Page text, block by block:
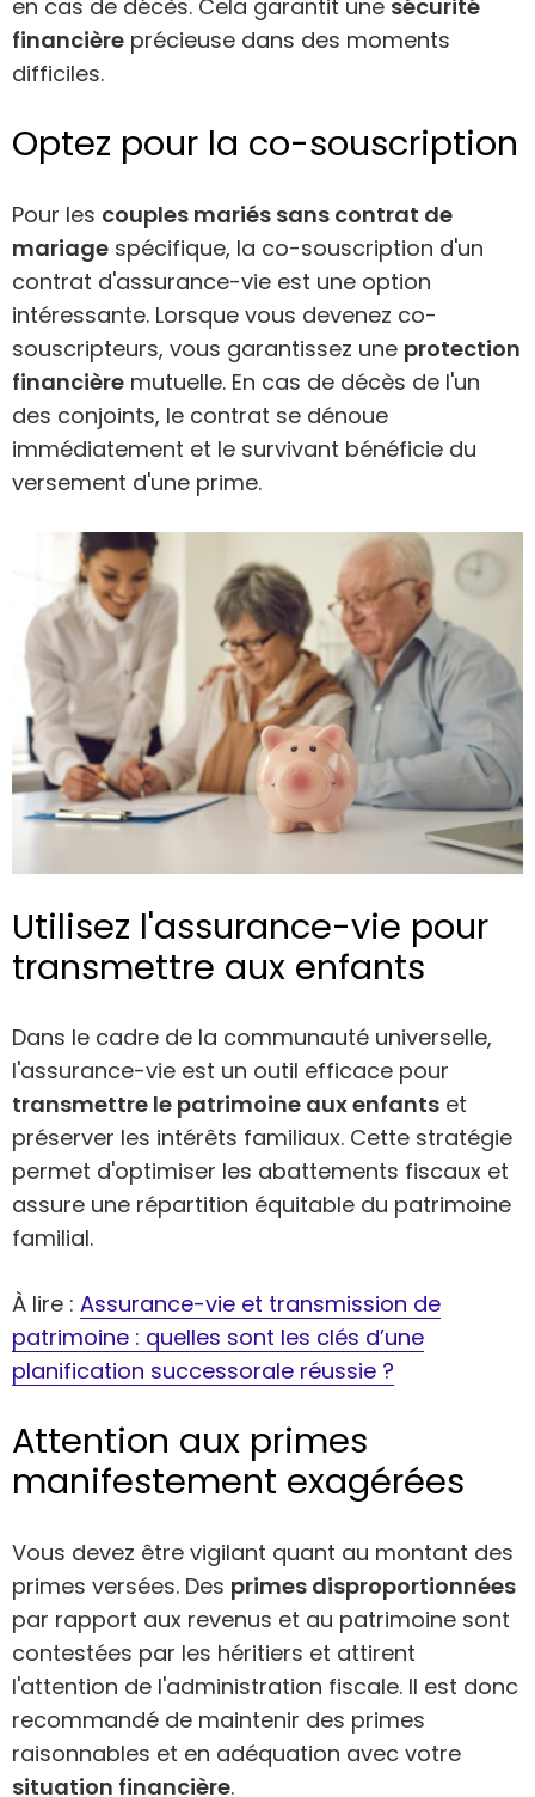
en cas de décès. Cela garantit une sécurité
financière précieuse dans des moments
difficiles.
Optez pour la co-souscription
Pour les couples mariés sans contrat de
mariage spécifique, la co-souscription d'un
contrat d'assurance-vie est une option
intéressante. Lorsque vous devenez co-
souscripteurs, vous garantissez une protection
financière mutuelle. En cas de décès de l'un
des conjoints, le contrat se dénoue
immédiatement et le survivant bénéficie du
versement d'une prime.
Utilisez l'assurance-vie pour
transmettre aux enfants
Dans le cadre de la communauté universelle,
l'assurance-vie est un outil efficace pour
transmettre le patrimoine aux enfants et
préserver les intérêts familiaux. Cette stratégie
permet d'optimiser les abattements fiscaux et
assure une répartition équitable du patrimoine
familial.
À lire : Assurance-vie et transmission de
patrimoine : quelles sont les clés d’une
planification successorale réussie ?
Attention aux primes
manifestement exagérées
Vous devez être vigilant quant au montant des
primes versées. Des primes disproportionnées
par rapport aux revenus et au patrimoine sont
contestées par les héritiers et attirent
l'attention de l'administration fiscale. Il est donc
recommandé de maintenir des primes
raisonnables et en adéquation avec votre
situation financière.